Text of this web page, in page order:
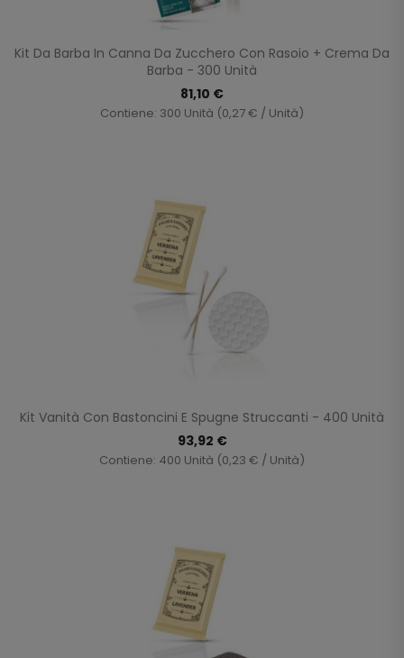
Kit Da Barba In Canna Da Zucchero Con Rasoio + Crema Da
Barba - 300 Unità
81,10 €
Contiene: 300 Unità (0,27 € / Unità)
Kit Vanità Con Bastoncini E Spugne Struccanti - 400 Unità
93,92 €
Contiene: 400 Unità (0,23 € / Unità)